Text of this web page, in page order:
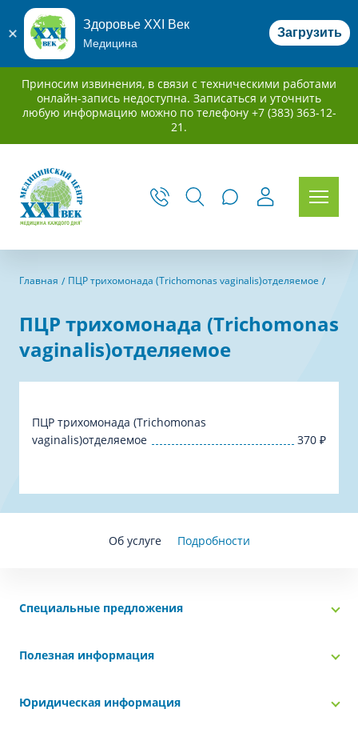
Здоровье XXI Век
Медицина
Загрузить
Приносим извинения, в связи с техническими работами
онлайн-запись недоступна. Записаться и уточнить
любую информацию можно по телефону +7 (383) 363-12-
21.
Главная ПЦР трихомонада (Trichomonas vaginalis)отделяемое
ПЦР трихомонада (Trichomonas
vaginalis)отделяемое
ПЦР трихомонада (Trichomonas
vaginalis)отделяемое
370 ₽
Об услуге Подробности
Специальные предложения
Полезная информация
Юридическая информация